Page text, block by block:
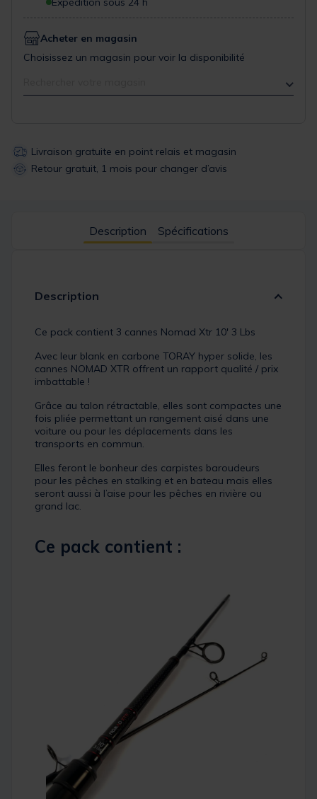
Acheter en magasin
Choisissez un magasin pour voir la disponibilité
Livraison gratuite en point relais et magasin
Retour gratuit, 1 mois pour changer d’avis
Description Spécifications
Description
Ce pack contient 3 cannes Nomad Xtr 10' 3 Lbs
Avec leur blank en carbone TORAY hyper solide, les
cannes NOMAD XTR offrent un rapport qualité / prix
imbattable !
Grâce au talon rétractable, elles sont compactes une
fois pliée permettant un rangement aisé dans une
voiture ou pour les déplacements dans les
transports en commun.
Elles feront le bonheur des carpistes baroudeurs
pour les pêches en stalking et en bateau mais elles
seront aussi à l’aise pour les pêches en rivière ou
grand lac.
Ce pack contient :